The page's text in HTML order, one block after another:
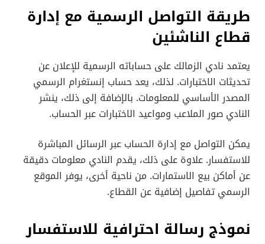
طريقة التواصل الرسمية مع إدارة
قطاع الناشئين
يعتمد نادي الزمالك على حساباته الرسمية للإعلان عن
تحديثات الاختبارات. لذلك، يعد حساب إنستغرام الرسمي
المصدر الأساسي للمعلومات. بالإضافة إلى ذلك، ينشر
النادي صور الملاعب ومواعيد الاختبارات عبر الحساب.
يمكن التواصل مع إدارة الحساب عبر الرسائل المباشرة
للاستفسار. علاوة على ذلك، يقدم النادي معلومات دقيقة
عن أماكن بيع الاستمارات. من ناحية أخرى، يوفر الموقع
الرسمي تفاصيل إضافية عن القطاع.
نموذج رسالة احترافية للاستفسار